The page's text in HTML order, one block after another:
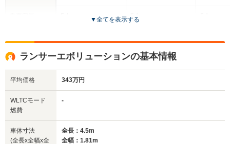
サイズ
1.48m
全長
4.52m～4.53m
5人
全高
1.47m
全長
▼全てを表示する
ランサーエボリューションの基本情報
平均価格 343万円
WLTCモード
燃費
-
車体寸法
(全長x全幅x全
全長：4.5m
全幅：1.81m